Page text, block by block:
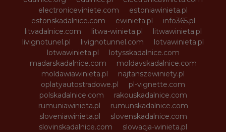
electroniceviniete.com
estoniawinieta.pl
estonskadalnice.com
ewinieta.pl
info365.pl
litvadalnice.com
litwa-winieta.pl
litwawinieta.pl
livignotunel.pl
livignotunnel.com
lotvawinieta.pl
lotwawinieta.pl
lotysskadalnice.com
madarskadalnice.com
moldavskadalnice.com
moldawiawinieta.pl
najtanszewiniety.pl
oplatyautostradowe.pl
pl-vignette.com
polskadalnice.com
rakouskadalnice.com
rumuniawinieta.pl
rumunskadalnice.com
sloveniawinieta.pl
slovenskadalnice.com
slovinskadalnice.com
slowacja-winieta.pl